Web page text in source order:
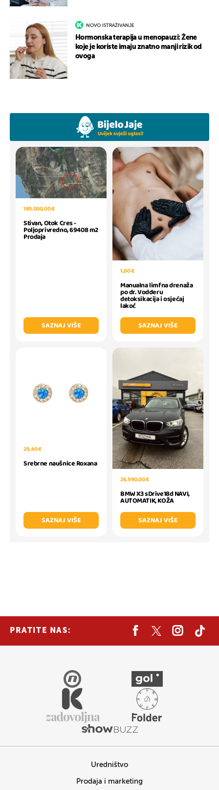
NOVO ISTRAŽIVANJE
Hormonska terapija u menopauzi: Žene
koje je koriste imaju znatno manji rizik od
ovoga
185.000,00 €
Stivan, Otok Cres -
Poljoprivredno, 69408 m2
Prodaja
SAZNAJ VIŠE
1,00 €
Manualna limfna drenaža
po dr. Vodderu
detoksikacija i osjećaj
lakoć
SAZNAJ VIŠE
29,40 €
Srebrne naušnice Roxana
SAZNAJ VIŠE
26.990,00 €
BMW X3 sDrive18d NAVI,
AUTOMATIK, KOŽA
SAZNAJ VIŠE
PRATITE NAS:
Uredništvo
Prodaja i marketing